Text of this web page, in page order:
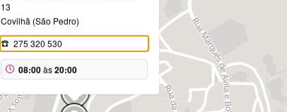
13
Covilhã (São Pedro)
275 320 530
08:00às20:00